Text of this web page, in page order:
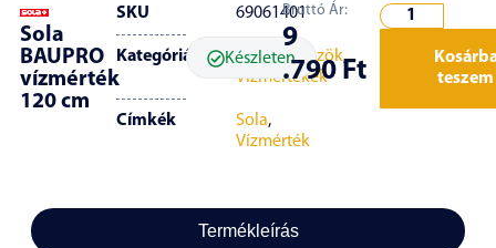
Sola
BAUPRO
vízmérték
120 cm
SKU 69061401
Kategóriák Mérőeszközök,
Vízmértékek
Címkék Sola,
Vízmérték
Készleten
Bruttó Ár:
9
.790 Ft
teszem
Termékleírás